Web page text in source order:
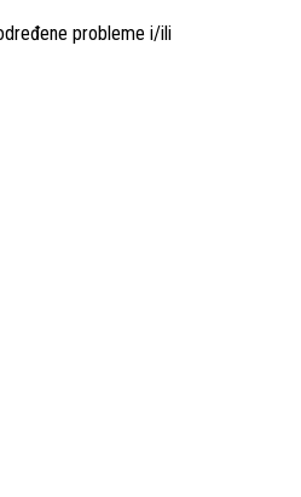
probleme i/ili